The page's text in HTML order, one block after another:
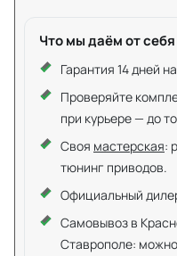
Что мы даём от себя
Гарантия 14 дней
Проверяйте
при курьере — до
Своя мастерская:
тюнинг приводов.
Официальный
Самовывоз в
Ставрополе: